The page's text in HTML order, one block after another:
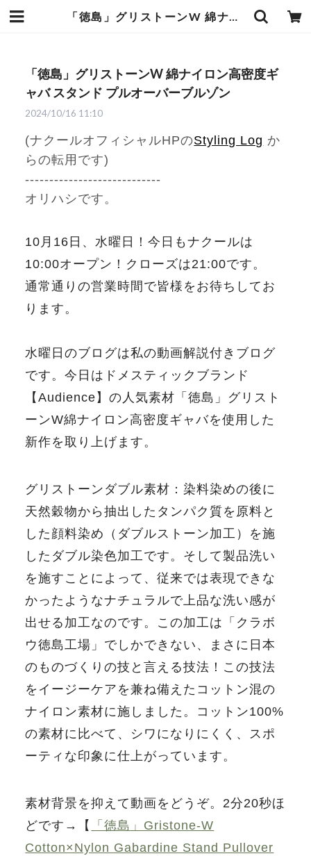
「徳島」グリストーンW 綿ナイロン高密度ギャバ スタンド プルオーバーブルゾン | 武蔵小杉のセレクトショップ【ナクール】-nakool-
「徳島」グリストーンW 綿ナイロン高密度ギ
ャバ スタンド プルオーバーブルゾン
2024/10/16 11:10
(ナクールオフィシャルHPのStyling Log か
らの転用です)
----------------------------
オリハシです。
10月16日、水曜日！今日もナクールは
10:00オープン！クローズは21:00です。
通常通りの営業時間で皆様をお待ちしてお
ります。
水曜日のブログは私の動画解説付きブログ
です。今日はドメスティックブランド
【Audience】の人気素材「徳島」グリスト
ーンW綿ナイロン高密度ギャバを使用した
新作を取り上げます。
グリストーンダブル素材：染料染めの後に
天然穀物から抽出したタンパク質を原料と
した顔料染め（ダブルストーン加工）を施
したダブル染色加工です。そして製品洗い
を施すことによって、従来では表現できな
かったようなナチュラルで上品な洗い感が
出せる加工なのです。この加工は「クラボ
ウ徳島工場」でしかできない、まさに日本
のものづくりの技と言える技法！この技法
をイージーケアを兼ね備えたコットン混の
ナイロン素材に施しました。コットン100%
の素材に比べて、シワになりにくく、スポ
ーティな印象に仕上がっています。
素材背景を抑えて動画をどうぞ。2分20秒ほ
どです→【
「徳島」Gristone-W
Cotton×Nylon Gabardine Stand Pullover